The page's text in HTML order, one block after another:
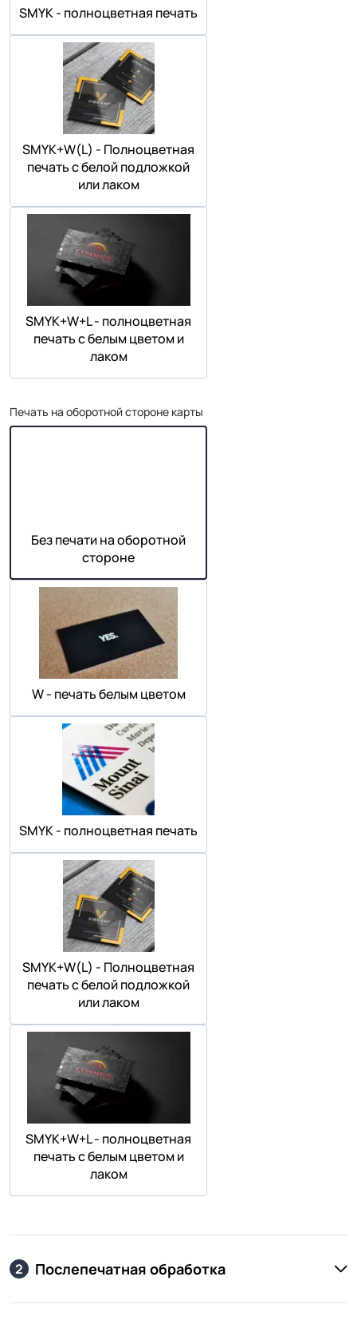
SMYK - полноцветная печать
SMYK+W(L) - Полноцветная
печать с белой подложкой
или лаком
SMYK+W+L - полноцветная
печать с белым цветом и
лаком
Печать на оборотной стороне карты
Без печати на оборотной
стороне
W - печать белым цветом
SMYK - полноцветная печать
SMYK+W(L) - Полноцветная
печать с белой подложкой
или лаком
SMYK+W+L - полноцветная
печать с белым цветом и
лаком
2 Послепечатная обработка